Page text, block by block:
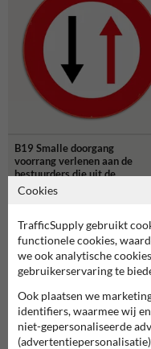
B19 Smalle doorgang
voorrang verlenen aan de
bestuurders die uit de
tegenovergestelde richting
Cookies
TrafficSupply gebruikt
functionele cookies,
we ook analytische
gebruikerservaring te
Ook plaatsen we
identifiers, waarmee wij
niet-gepersonaliseerde